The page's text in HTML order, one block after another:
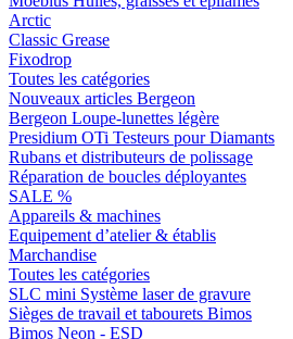
Arctic
Classic Grease
Fixodrop
Toutes les catégories
Nouveaux articles Bergeon
Bergeon Loupe-lunettes légère
Presidium OTi Testeurs pour Diamants
Rubans et distributeurs de polissage
Réparation de boucles déployantes
SALE %
Appareils & machines
Equipement d’atelier & établis
Marchandise
Toutes les catégories
SLC mini Système laser de gravure
Sièges de travail et tabourets Bimos
Bimos Neon - ESD